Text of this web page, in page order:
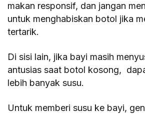
makan responsif, dan jangan
untuk menghabiskan botol jika
tertarik.
Di sisi lain, jika bayi masih
antusias saat botol kosong,
lebih banyak susu.
Untuk memberi susu ke bayi,